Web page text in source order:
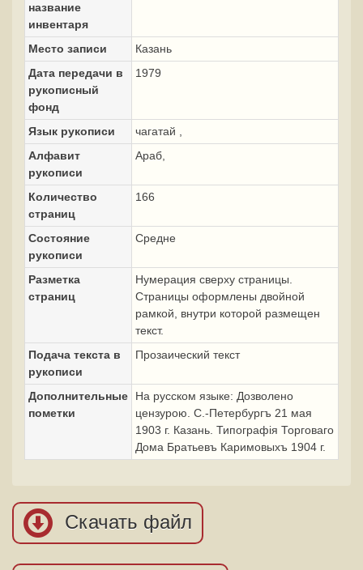
название
инвентаря
Место записи
Казань
Дата передачи в
рукописный
фонд
1979
Язык рукописи
чагатай ,
Алфавит
рукописи
Араб,
Количество
страниц
166
Состояние
рукописи
Средне
Разметка
страниц
Нумерация сверху страницы.
Страницы оформлены двойной
рамкой, внутри которой размещен
текст.
Подача текста в
рукописи
Прозаический текст
Дополнительные
пометки
На русском языке: Дозволено
цензурою. С.-Петербургъ 21 мая
1903 г. Казань. Типографiя Торговаго
Дома Братьевъ Каримовыхъ 1904 г.
Скачать файл